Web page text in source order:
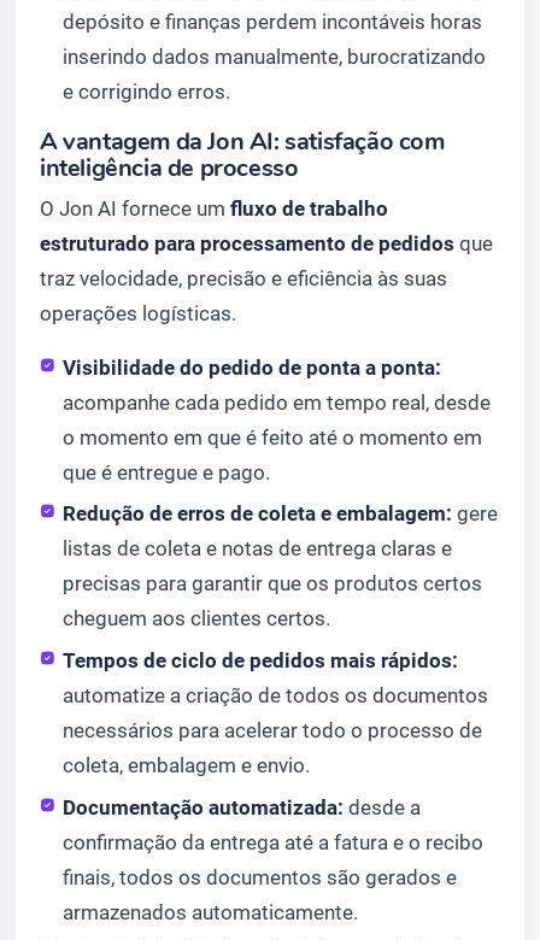
depósito e finanças perdem incontáveis horas
inserindo dados manualmente, burocratizando
e corrigindo erros.
A vantagem da Jon AI: satisfação com
inteligência de processo
O Jon AI fornece um fluxo de trabalho
estruturado para processamento de pedidos que
traz velocidade, precisão e eficiência às suas
operações logísticas.
Visibilidade do pedido de ponta a ponta:
acompanhe cada pedido em tempo real, desde
o momento em que é feito até o momento em
que é entregue e pago.
Redução de erros de coleta e embalagem: gere
listas de coleta e notas de entrega claras e
precisas para garantir que os produtos certos
cheguem aos clientes certos.
Tempos de ciclo de pedidos mais rápidos:
automatize a criação de todos os documentos
necessários para acelerar todo o processo de
coleta, embalagem e envio.
Documentação automatizada: desde a
confirmação da entrega até a fatura e o recibo
finais, todos os documentos são gerados e
armazenados automaticamente.